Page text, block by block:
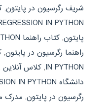
شریف رگرسیون در پایتون,
IN PYTHON
پایتون, کتاب راهنما REGRESSION IN PYTHON
راهنما رگرسیون در پایتون,
IN PYTHON
, کلاس آنلاین
دانشگاه REGRESSION IN PYTHON
رگرسیون در پایتون,